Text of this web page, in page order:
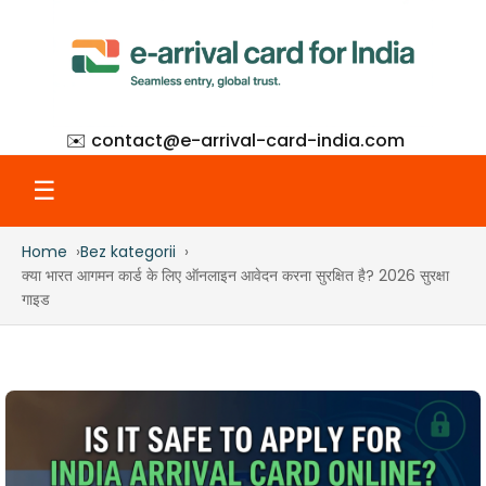
✉️ contact@e-arrival-card-india.com
☰
Home
What Is eAC
Step-by-Step with Screenshots
Home
Bez kategorii
क्या भारत आगमन कार्ड के लिए ऑनलाइन आवेदन करना सुरक्षित है? 2026 सुरक्षा
गाइड